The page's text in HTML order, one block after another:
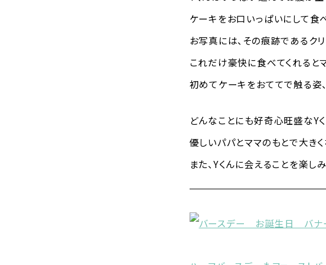
ケーキをお口いっぱいにして食
お写真には、その痕跡であるクリ
これだけ豪快に食べてくれると
初めてケーキをおててで触る姿
どんなことにも好奇心旺盛なYく
優しいパパとママのもとで大きく
また、Yくんに会えることを楽し